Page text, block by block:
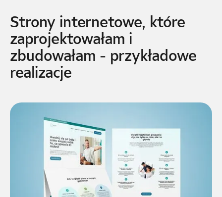
Strony internetowe, które
zaprojektowałam i
zbudowałam - przykładowe
realizacje